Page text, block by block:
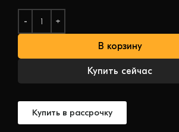
В корзину
Купить сейчас
Купить в рассрочку